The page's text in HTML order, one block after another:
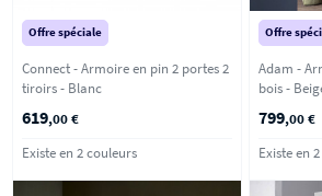
Offre spéciale
Connect - Armoire en pin 2 portes 2
tiroirs - Blanc
619,00 €
Existe en 2 couleurs
Offre
Adam -
bois -
799,00 €
Existe en